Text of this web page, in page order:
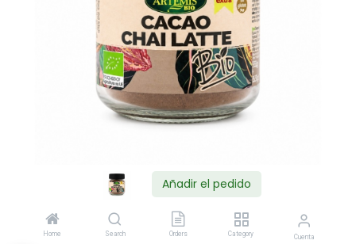
Añadir el pedido
Home Search Orders Category Cuenta
Shop